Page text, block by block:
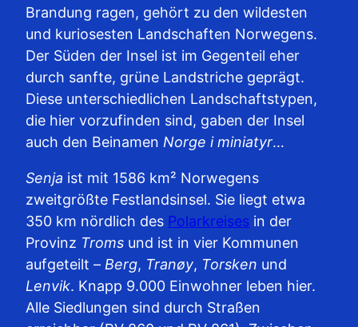
Brandung ragen, gehört zu den wildesten
und kuriosesten Landschaften Norwegens.
Der Süden der Insel ist im Gegenteil eher
durch sanfte, grüne Landstriche geprägt.
Diese unterschiedlichen Landschaftstypen,
die hier vorzufinden sind, gaben der Insel
auch den Beinamen Norge i miniatyr…
Senja ist mit 1586 km² Norwegens
zweitgrößte Festlandsinsel. Sie liegt etwa
350 km nördlich des Polarkreises in der
Provinz Troms und ist in vier Kommunen
aufgeteilt – Berg, Tranøy, Torsken und
Lenvik. Knapp 9.000 Einwohner leben hier.
Alle Siedlungen sind durch Straßen